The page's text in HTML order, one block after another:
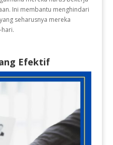
Ini membantu menghindari
seharusnya mereka
Efektif